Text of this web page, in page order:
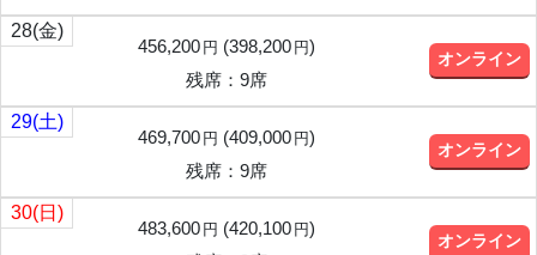
28(金)
456,200 円 (398,200 円)
残席：9席
オンライン
29(土)
469,700 円 (409,000 円)
残席：9席
オンライン
30(日)
483,600 円 (420,100 円)
オンライン